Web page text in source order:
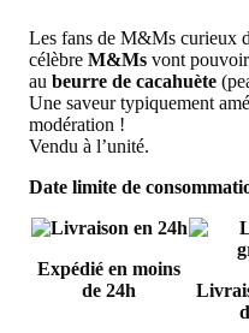
Les fans de M&Ms curieux
célèbre M&Ms vont
au beurre de cacahuète
Une saveur typiquement
modération !
Vendu à l’unité.
Date limite de
Expédié en moins
de 24h